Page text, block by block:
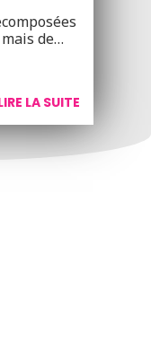
de…
LA SUITE